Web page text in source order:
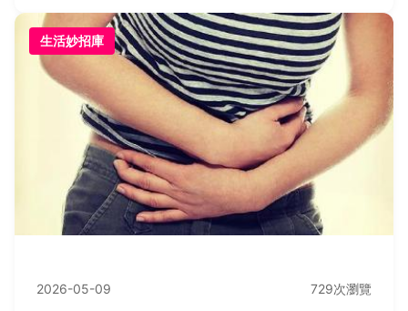
生活妙招庫
2026-05-09 729次瀏覽